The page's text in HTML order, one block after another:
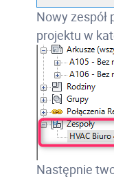
Nowy zespół
projektu w
Następnie